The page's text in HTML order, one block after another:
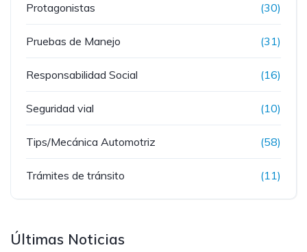
Protagonistas (30)
Pruebas de Manejo (31)
Responsabilidad Social (16)
Seguridad vial (10)
Tips/Mecánica Automotriz (58)
Trámites de tránsito (11)
Últimas Noticias